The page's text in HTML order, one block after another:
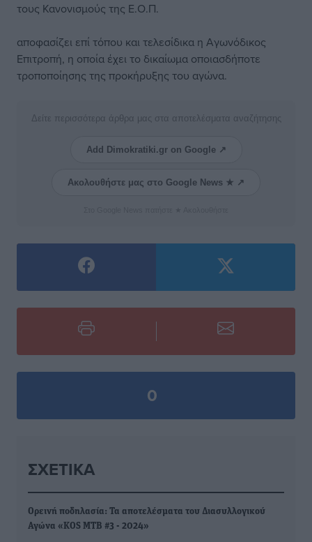
τους Κανονισμούς της Ε.Ο.Π.
αποφασίζει επί τόπου και τελεσίδικα η Αγωνόδικος
Επιτροπή, η οποία έχει το δικαίωμα οποιασδήποτε
τροποποίησης της προκήρυξης του αγώνα.
Δείτε περισσότερα άρθρα μας στα αποτελέσματα αναζήτησης
Add Dimokratiki.gr on Google ↗
Ακολουθήστε μας στο Google News ★ ↗
0
ΣΧΕΤΙΚΆ
Ορεινή ποδηλασία: Τα αποτελέσματα του Διασυλλογικού
Αγώνα «KOS ΜΤΒ #3 - 2024»